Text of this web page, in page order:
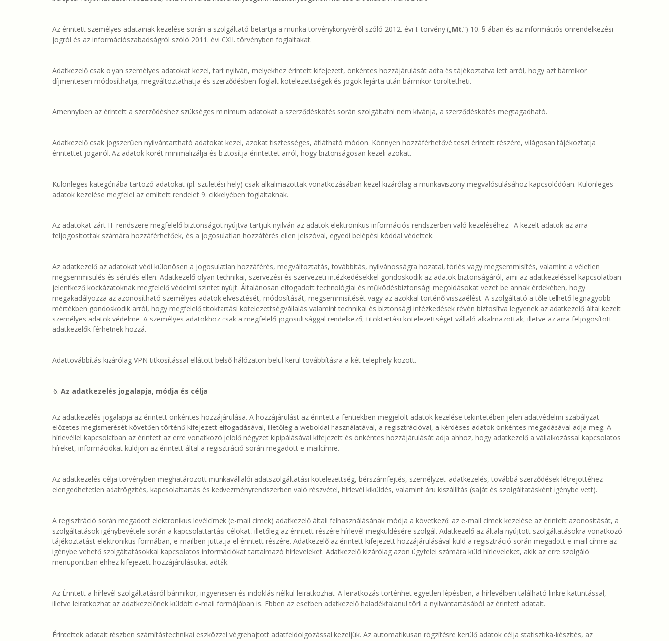
Az érintett személyes adatainak kezelése során a szolgáltató betartja a munka törvénykönyvéről szóló 2012. évi I. törvény („Mt.”) 10. §-ában és az információs önrendelkezési
jogról és az információszabadságról szóló 2011. évi CXII. törvényben foglaltakat.
Adatkezelő csak olyan személyes adatokat kezel, tart nyilván, melyekhez érintett kifejezett, önkéntes hozzájárulását adta és tájékoztatva lett arról, hogy azt bármikor
díjmentesen módosíthatja, megváltoztathatja és szerződésben foglalt kötelezettségek és jogok lejárta után bármikor töröltetheti.
Amennyiben az érintett a szerződéshez szükséges minimum adatokat a szerződéskötés során szolgáltatni nem kívánja, a szerződéskötés megtagadható.
Adatkezelő csak jogszerűen nyilvántartható adatokat kezel, azokat tisztességes, átlátható módon. Könnyen hozzáférhetővé teszi érintett részére, világosan tájékoztatja
érintettet jogairól. Az adatok körét minimalizálja és biztosítja érintettet arról, hogy biztonságosan kezeli azokat.
Különleges kategóriába tartozó adatokat (pl. születési hely) csak alkalmazottak vonatkozásában kezel kizárólag a munkaviszony megvalósulásához kapcsolódóan. Különleges
adatok kezelése megfelel az említett rendelet 9. cikkelyében foglaltaknak.
Az adatokat zárt IT-rendszere megfelelő biztonságot nyújtva tartjuk nyilván az adatok elektronikus információs rendszerben való kezeléséhez. A kezelt adatok az arra
feljogosítottak számára hozzáférhetőek, és a jogosulatlan hozzáférés ellen jelszóval, egyedi belépési kóddal védettek.
Az adatkezelő az adatokat védi különösen a jogosulatlan hozzáférés, megváltoztatás, továbbítás, nyilvánosságra hozatal, törlés vagy megsemmisítés, valamint a véletlen
megsemmisülés és sérülés ellen. Adatkezelő olyan technikai, szervezési és szervezeti intézkedésekkel gondoskodik az adatok biztonságáról, ami az adatkezeléssel kapcsolatban
jelentkező kockázatoknak megfelelő védelmi szintet nyújt. Általánosan elfogadott technológiai és működésbiztonsági megoldásokat vezet be annak érdekében, hogy
megakadályozza az azonosítható személyes adatok elvesztését, módosítását, megsemmisítését vagy az azokkal történő visszaélést. A szolgáltató a tőle telhető legnagyobb
mértékben gondoskodik arról, hogy megfelelő titoktartási kötelezettségvállalás valamint technikai és biztonsági intézkedések révén biztosítva legyenek az adatkezelő által kezelt
személyes adatok védelme. A személyes adatokhoz csak a megfelelő jogosultsággal rendelkező, titoktartási kötelezettséget vállaló alkalmazottak, illetve az arra feljogosított
adatkezelők férhetnek hozzá.
Adattovábbítás kizárólag VPN titkosítással ellátott belső hálózaton belül kerül továbbításra a két telephely között.
Az adatkezelés jogalapja, módja és célja
Az adatkezelés jogalapja az érintett önkéntes hozzájárulása. A hozzájárulást az érintett a fentiekben megjelölt adatok kezelése tekintetében jelen adatvédelmi szabályzat
előzetes megismerését követően történő kifejezett elfogadásával, illetőleg a weboldal használatával, a regisztrációval, a kérdéses adatok önkéntes megadásával adja meg. A
hírlevéllel kapcsolatban az érintett az erre vonatkozó jelölő négyzet kipipálásával kifejezett és önkéntes hozzájárulását adja ahhoz, hogy adatkezelő a vállalkozással kapcsolatos
híreket, információkat küldjön az érintett által a regisztráció során megadott e-mailcímre.
Az adatkezelés célja törvényben meghatározott munkavállalói adatszolgáltatási kötelezettség, bérszámfejtés, személyzeti adatkezelés, továbbá szerződések létrejöttéhez
elengedhetetlen adatrögzítés, kapcsolattartás és kedvezményrendszerben való részvétel, hírlevél kiküldés, valamint áru kiszállítás (saját és szolgáltatásként igénybe vett).
A regisztráció során megadott elektronikus levélcímek (e-mail címek) adatkezelő általi felhasználásának módja a következő: az e-mail címek kezelése az érintett azonosítását, a
szolgáltatások igénybevétele során a kapcsolattartási célokat, illetőleg az érintett részére hírlevél megküldésére szolgál. Adatkezelő az általa nyújtott szolgáltatásokra vonatkozó
tájékoztatást elektronikus formában, e-mailben juttatja el érintett részére. Adatkezelő az érintett kifejezett hozzájárulásával küld a regisztráció során megadott e-mail címre az
igénybe vehető szolgáltatásokkal kapcsolatos információkat tartalmazó hírleveleket. Adatkezelő kizárólag azon ügyfelei számára küld hírleveleket, akik az erre szolgáló
menüpontban ehhez kifejezett hozzájárulásukat adták.
Az Érintett a hírlevél szolgáltatásról bármikor, ingyenesen és indoklás nélkül leiratkozhat. A leiratkozás történhet egyetlen lépésben, a hírlevélben található linkre kattintással,
illetve leiratkozhat az adatkezelőnek küldött e-mail formájában is. Ebben az esetben adatkezelő haladéktalanul törli a nyilvántartásából az érintett adatait.
Érintettek adatait részben számítástechnikai eszközzel végrehajtott adatfeldolgozással kezeljük. Az automatikusan rögzítésre kerülő adatok célja statisztika-készítés, az